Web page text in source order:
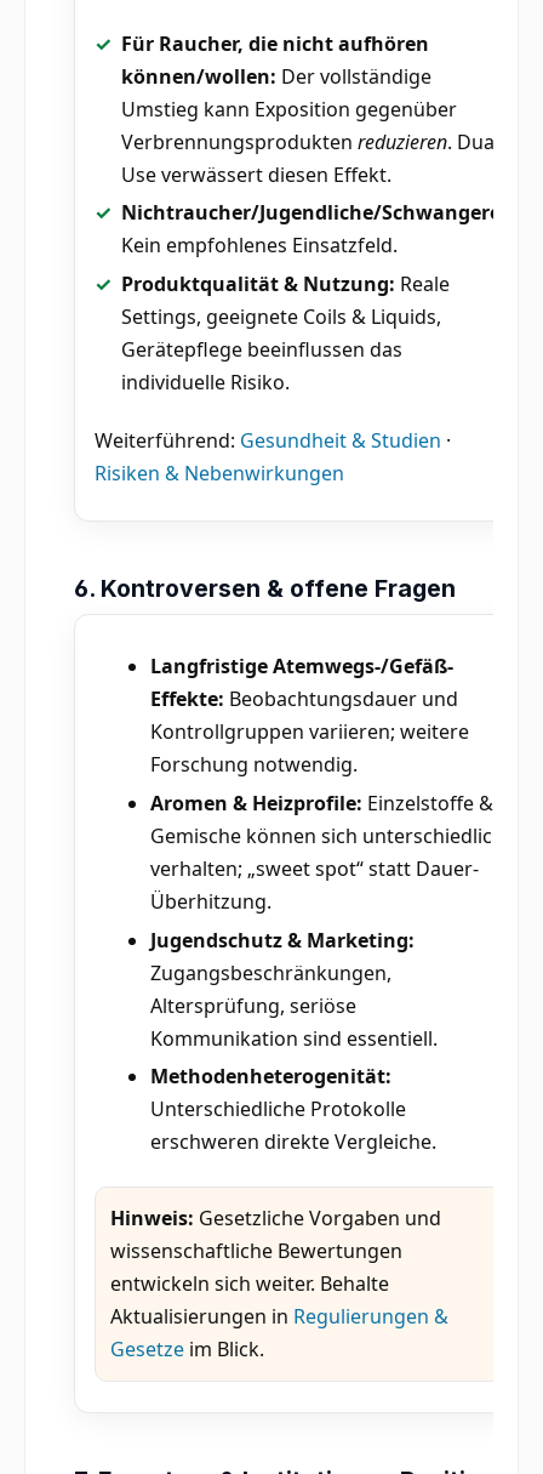
Für Raucher, die nicht aufhören
können/wollen: Der vollständige
Umstieg kann Exposition gegenüber
Verbrennungsprodukten reduzieren. Dual-
Use verwässert diesen Effekt.
Nichtraucher/Jugendliche/Schwangere:
Kein empfohlenes Einsatzfeld.
Produktqualität & Nutzung: Reale
Settings, geeignete Coils & Liquids,
Gerätepflege beeinflussen das
individuelle Risiko.
Weiterführend: Gesundheit & Studien ·
Risiken & Nebenwirkungen
6. Kontroversen & offene Fragen
Langfristige Atemwegs-/Gefäß-
Effekte: Beobachtungsdauer und
Kontrollgruppen variieren; weitere
Forschung notwendig.
Aromen & Heizprofile: Einzelstoffe &
Gemische können sich unterschiedlich
verhalten; „sweet spot“ statt Dauer-
Überhitzung.
Jugendschutz & Marketing:
Zugangsbeschränkungen,
Altersprüfung, seriöse
Kommunikation sind essentiell.
Methodenheterogenität:
Unterschiedliche Protokolle
erschweren direkte Vergleiche.
Hinweis: Gesetzliche Vorgaben und
wissenschaftliche Bewertungen
entwickeln sich weiter. Behalte
Aktualisierungen in Regulierungen &
Gesetze im Blick.